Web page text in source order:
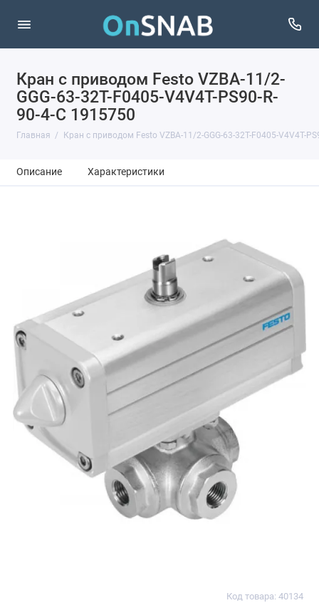
Кран с приводом Festo VZBA-11/2-
GGG-63-32T-F0405-V4V4T-PS90-R-
90-4-C 1915750
Главная Кран с приводом Festo VZBA-11/2-GGG-63-32T-F0405-V4V4T-
Описание Характеристики
Код товара: 40134